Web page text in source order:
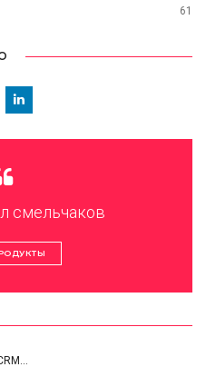
61
смельчаков